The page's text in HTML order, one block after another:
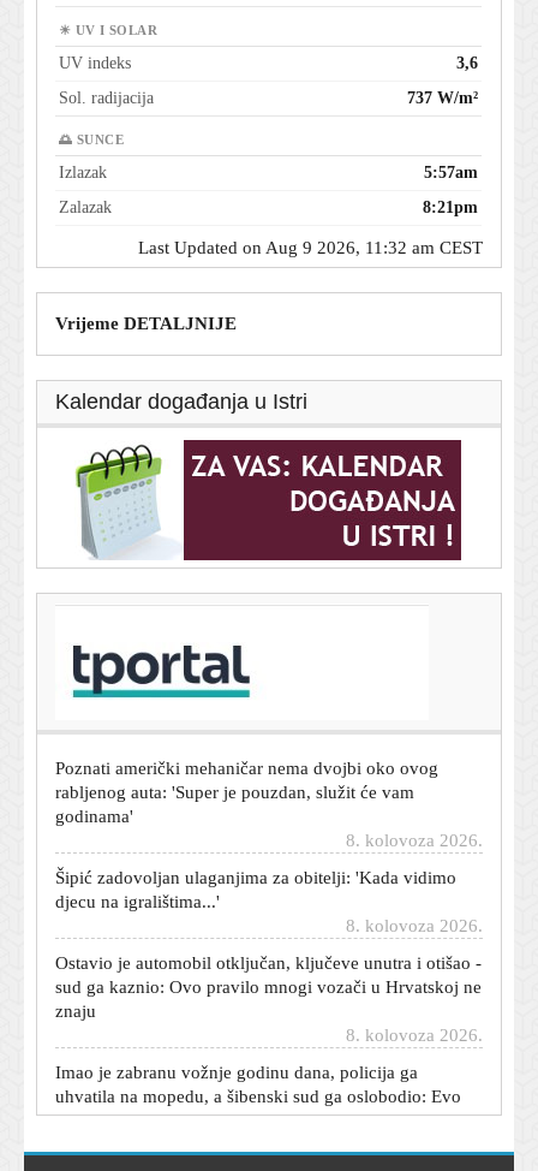
☀ UV I SOLAR
UV indeks
3,6
Sol. radijacija
737 W/m²
🌅 SUNCE
Izlazak
5:57am
Zalazak
8:21pm
Last Updated on Aug 9 2026, 11:32 am CEST
Vrijeme DETALJNIJE
Kalendar događanja u Istri
Poznati mehaničar oduševljen ovim rabljenim autom:
'Može trajati gotovo beskonačno'
rabljenog auta: 'Super je pouzdan, služit će vam
godinama'
djecu na igralištima...'
sud ga kaznio: Ovo pravilo mnogi vozači u Hrvatskoj ne
znaju
uhvatila na mopedu, a šibenski sud ga oslobodio: Evo
zašto